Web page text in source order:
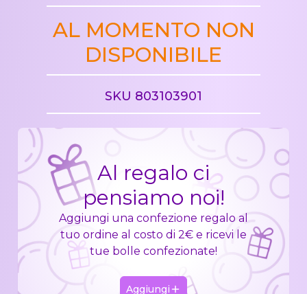
AL MOMENTO NON
DISPONIBILE
SKU 803103901
Al regalo ci
pensiamo noi!
Aggiungi una confezione regalo al
tuo ordine al costo di 2€ e ricevi le
tue bolle confezionate!
Aggiungi